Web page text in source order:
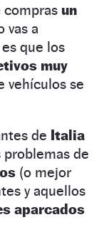
compras un
vas a
que los
muy
vehículos se
de Italia
problemas de
(o mejor
y aquellos
aparcados